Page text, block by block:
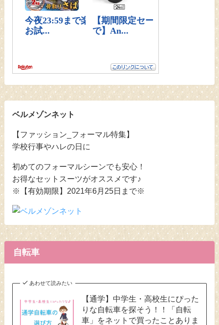
ベルメゾンネット
【ファッション_フォーマル特集】
学校行事やハレの日に
初めてのフォーマルシーンでも安心！
お得なセットスーツがオススメです♪
※【有効期限】2021年6月25日まで※
自転車
あわせて読みたい
【通学】中学生・高校生にぴった
りな自転車を探そう！！「自転
車」をネットで買ったことありま